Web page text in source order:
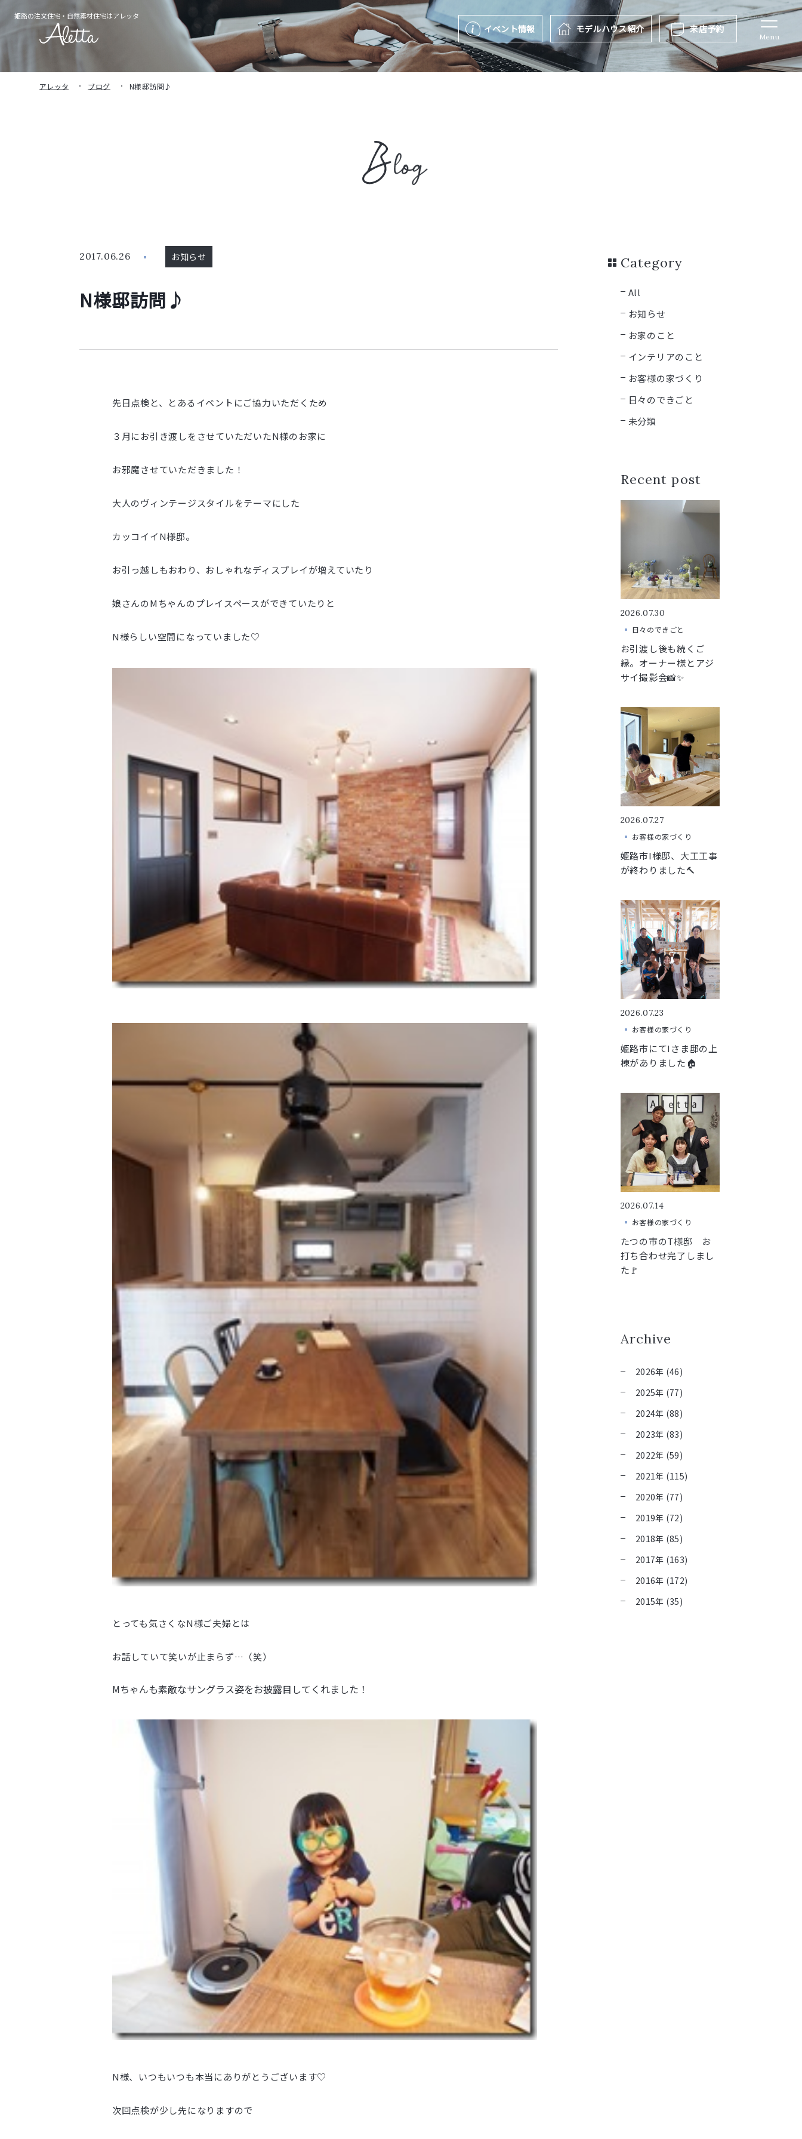
姫路の注文住宅・ 自然素材住宅はアレッタ
イベント情報 モデルハウス紹介 来店予約
Menu
アレッタ ブログ N様邸訪問♪
2017.06.26 お知らせ
N様邸訪問♪
先日点検と、とあるイベントにご協力いただくため
３月にお引き渡しをさせていただいたN様のお家に
お邪魔させていただきました！
大人のヴィンテージスタイルをテーマにした
カッコイイN様邸。
お引っ越しもおわり、おしゃれなディスプレイが増えていたり
娘さんのMちゃんのプレイスペースができていたりと
N様らしい空間になっていました♡
とっても気さくなN様ご夫婦とは
お話していて笑いが止まらず…（笑）
Mちゃんも素敵なサングラス姿をお披露目してくれました！
N様、いつもいつも本当にありがとうございます♡
次回点検が少し先になりますので
Category
All
お知らせ
お家のこと
インテリアのこと
お客様の家づくり
日々のできごと
未分類
Recent post
2026.07.30
日々のできごと
お引渡し後も続くご
縁。オーナー様とアジ
サイ撮影会📸✨
2026.07.27
お客様の家づくり
姫路市I様邸、大工工事
が終わりました🔨
2026.07.23
お客様の家づくり
姫路市にてIさま邸の上
棟がありました🏠
2026.07.14
お客様の家づくり
たつの市のT様邸 お
打ち合わせ完了しまし
た🚩
Archive
2026年 (46)
2025年 (77)
2024年 (88)
2023年 (83)
2022年 (59)
2021年 (115)
2020年 (77)
2019年 (72)
2018年 (85)
2017年 (163)
2016年 (172)
2015年 (35)